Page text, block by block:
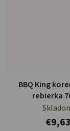
BBQ King
rebierka
€9,63